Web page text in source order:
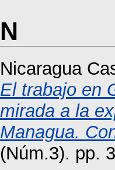
N
Nicaragua
El trabajo en
mirada a la
Managua.
(Núm.3). pp.